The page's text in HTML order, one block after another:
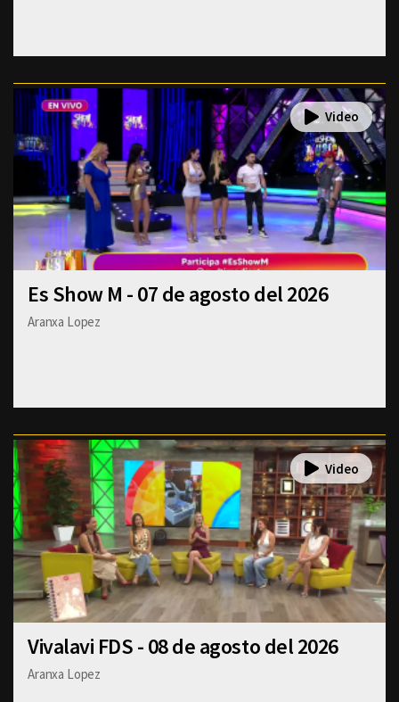
Es Show M - 07 de agosto del 2026
Aranxa Lopez
Vivalavi FDS - 08 de agosto del 2026
Aranxa Lopez